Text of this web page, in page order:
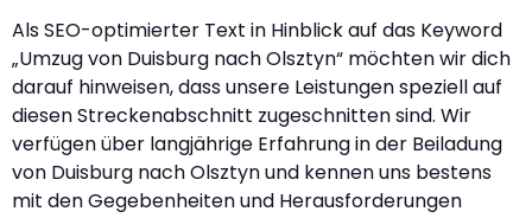
Als SEO-optimierter Text in Hinblick auf das Keyword
„Umzug von Duisburg nach Olsztyn“ möchten wir dich
darauf hinweisen, dass unsere Leistungen speziell auf
diesen Streckenabschnitt zugeschnitten sind. Wir
verfügen über langjährige Erfahrung in der Beiladung
von Duisburg nach Olsztyn und kennen uns bestens
mit den Gegebenheiten und Herausforderungen